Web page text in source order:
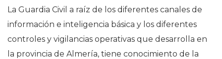
La Guardia Civil a raíz de los diferentes canales de
información e inteligencia básica y los diferentes
controles y vigilancias operativas que desarrolla en
la provincia de Almería, tiene conocimiento de la